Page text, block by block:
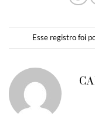
Esse registro foi